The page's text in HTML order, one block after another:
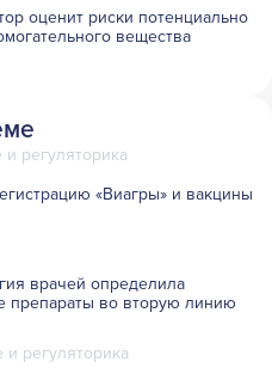
оценит риски потенциально
вещества
регуляторика
«Виагры» и вакцины
врачей определила
препараты во вторую линию
и регуляторика